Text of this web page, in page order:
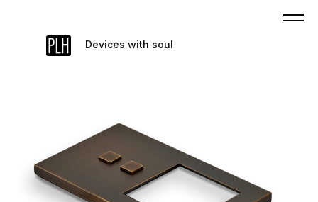
Devices with soul